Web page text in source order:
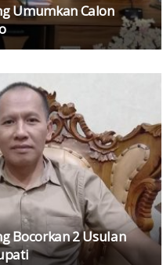
Umumkan Calon
Bocorkan 2 Usulan